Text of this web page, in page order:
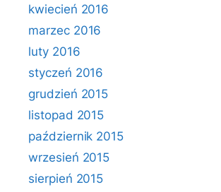
kwiecień 2016
marzec 2016
luty 2016
styczeń 2016
grudzień 2015
listopad 2015
październik 2015
wrzesień 2015
sierpień 2015